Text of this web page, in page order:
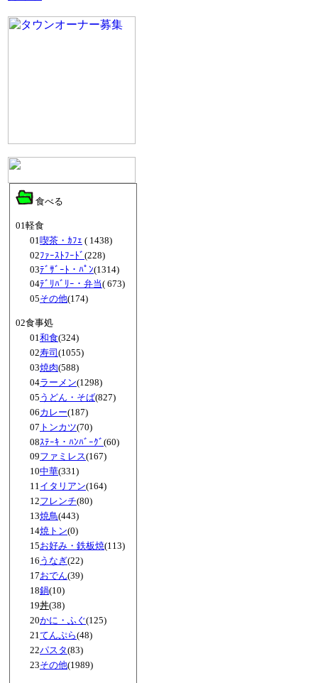
食べる
01軽食
01喫茶・ｶﾌｪ ( 1438)
02ﾌｧｰｽﾄﾌｰﾄﾞ (228)
03ﾃﾞｻﾞｰﾄ・ﾊﾟﾝ(1314)
04ﾃﾞﾘﾊﾞﾘｰ・弁当( 673)
05その他(174)
02食事処
01和食(324)
02寿司 (1055)
03焼肉(588)
04ラーメン(1298)
05 うどん・そば(827)
06カレー(187)
07 トンカツ(70)
08ｽﾃｰｷ・ﾊﾝﾊﾞｰｸﾞ (60)
09ファミレス(167)
10中華(331)
11イタリアン(164)
12フレンチ(80)
13焼鳥(443)
14焼トン(0)
15お好み・鉄板焼(113)
16 うなぎ(22)
17おでん(39)
18鍋(10)
19丼(38)
20かに・ふぐ(125)
21てんぷら(48)
22パスタ(83)
23その他(1989)